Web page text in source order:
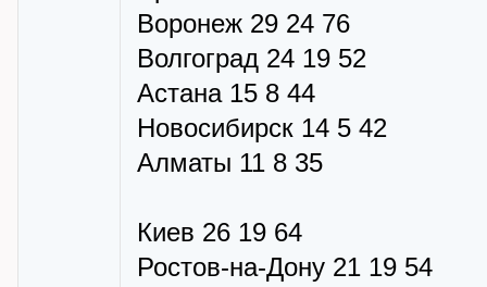
Воронеж 29 24 76
Волгоград 24 19 52
Астана 15 8 44
Новосибирск 14 5 42
Алматы 11 8 35
Киев 26 19 64
Ростов-на-Дону 21 19 54